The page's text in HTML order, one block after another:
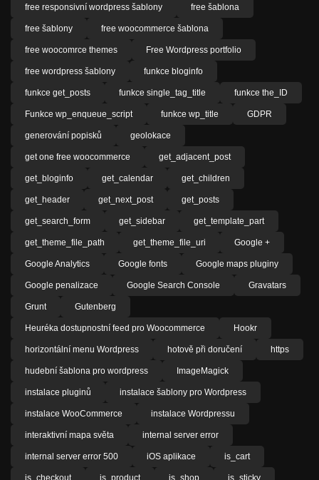
free responsivní wordpress šablony free šablona
free šablony free woocommerce šablona
free woocomrce themes Free Wordpress portfolio
free wordpress šablony funkce bloginfo
funkce get_posts funkce single_tag_title funkce the_ID
Funkce wp_enqueue_script funkce wp_title GDPR
generování popisků geolokace
get one free woocommerce get_adjacent_post
get_bloginfo get_calendar get_children
get_header get_next_post get_posts
get_search_form get_sidebar get_template_part
get_theme_file_path get_theme_file_uri Google +
Google Analytics Google fonts Google maps pluginy
Google penalizace Google Search Console Gravatars
Grunt Gutenberg
Heuréka dostupnostní feed pro Woocommerce Hookr
horizontální menu Wordpress hotově při doručení https
hudební šablona pro wordpress ImageMagick
instalace pluginů instalace šablony pro Wordpress
instalace WooCommerce instalace Wordpressu
interaktivní mapa světa internal server error
internal server error 500 iOS aplikace is_cart
is_checkout is_product is_shop is_sticky